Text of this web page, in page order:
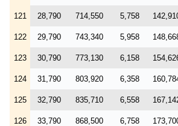
121 28,790 714,550 5,758
122 29,790 743,340 5,958
123 30,790 773,130 6,158
124 31,790 803,920 6,358
125 32,790 835,710 6,558
126 33,790 868,500 6,758